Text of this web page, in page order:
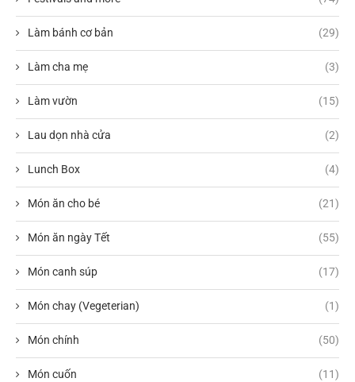
Làm bánh cơ bản (29)
Làm cha mẹ (3)
Làm vườn (15)
Lau dọn nhà cửa (2)
Lunch Box (4)
Món ăn cho bé (21)
Món ăn ngày Tết (55)
Món canh súp (17)
Món chay (Vegeterian) (1)
Món chính (50)
Món cuốn (11)